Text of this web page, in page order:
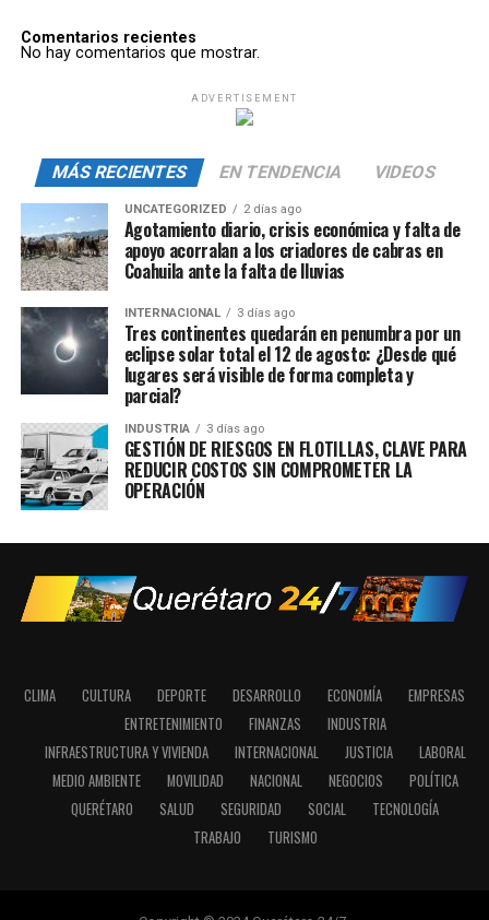
Comentarios recientes
No hay comentarios que mostrar.
ADVERTISEMENT
MÁS RECIENTES EN TENDENCIA VIDEOS
UNCATEGORIZED 2 días ago
Agotamiento diario, crisis económica y falta de
apoyo acorralan a los criadores de cabras en
Coahuila ante la falta de lluvias
INTERNACIONAL 3 días ago
Tres continentes quedarán en penumbra por un
eclipse solar total el 12 de agosto: ¿Desde qué
lugares será visible de forma completa y
parcial?
INDUSTRIA 3 días ago
GESTIÓN DE RIESGOS EN FLOTILLAS, CLAVE PARA
REDUCIR COSTOS SIN COMPROMETER LA
OPERACIÓN
CLIMA CULTURA DEPORTE DESARROLLO ECONOMÍA
EMPRESAS
ENTRETENIMIENTO
FINANZAS
INDUSTRIA
INFRAESTRUCTURA Y VIVIENDA
INTERNACIONAL JUSTICIA
LABORAL
MEDIO AMBIENTE
MOVILIDAD NACIONAL NEGOCIOS
POLÍTICA
QUERÉTARO
SALUD SEGURIDAD SOCIAL
TECNOLOGÍA
TRABAJO
TURISMO